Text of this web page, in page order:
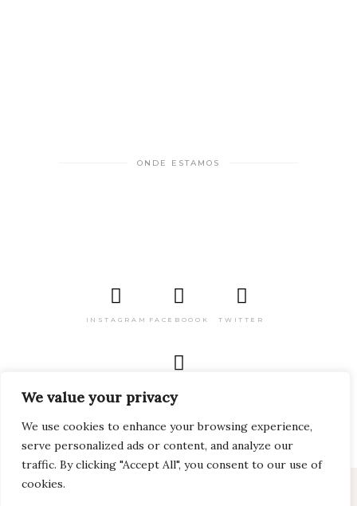
We value your privacy
We use cookies to enhance your browsing experience,
serve personalized ads or content, and analyze our
traffic. By clicking "Accept All", you consent to our use of
cookies.
ONDE ESTAMOS
INSTAGRAM FACEBOOOK TWITTER